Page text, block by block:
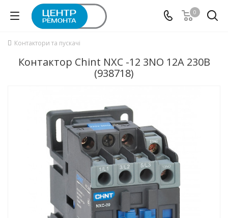
0
Контактори та пускачі
Контактор Chint NXC -12 3NO 12A 230В
(938718)